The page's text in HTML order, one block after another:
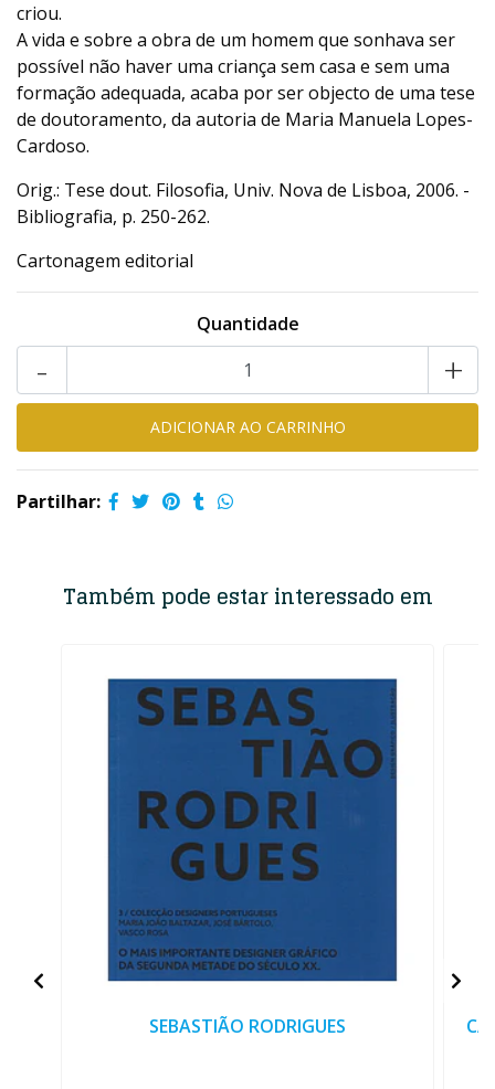
criou.
A vida e sobre a obra de um homem que sonhava ser
possível não haver uma criança sem casa e sem uma
formação adequada, acaba por ser objecto de uma tese
de doutoramento, da autoria de Maria Manuela Lopes-
Cardoso.
Orig.: Tese dout. Filosofia, Univ. Nova de Lisboa, 2006. -
Bibliografia, p. 250-262.
Cartonagem editorial
Quantidade
+
-
Partilhar:
Também pode estar interessado em
SEBASTIÃO RODRIGUES